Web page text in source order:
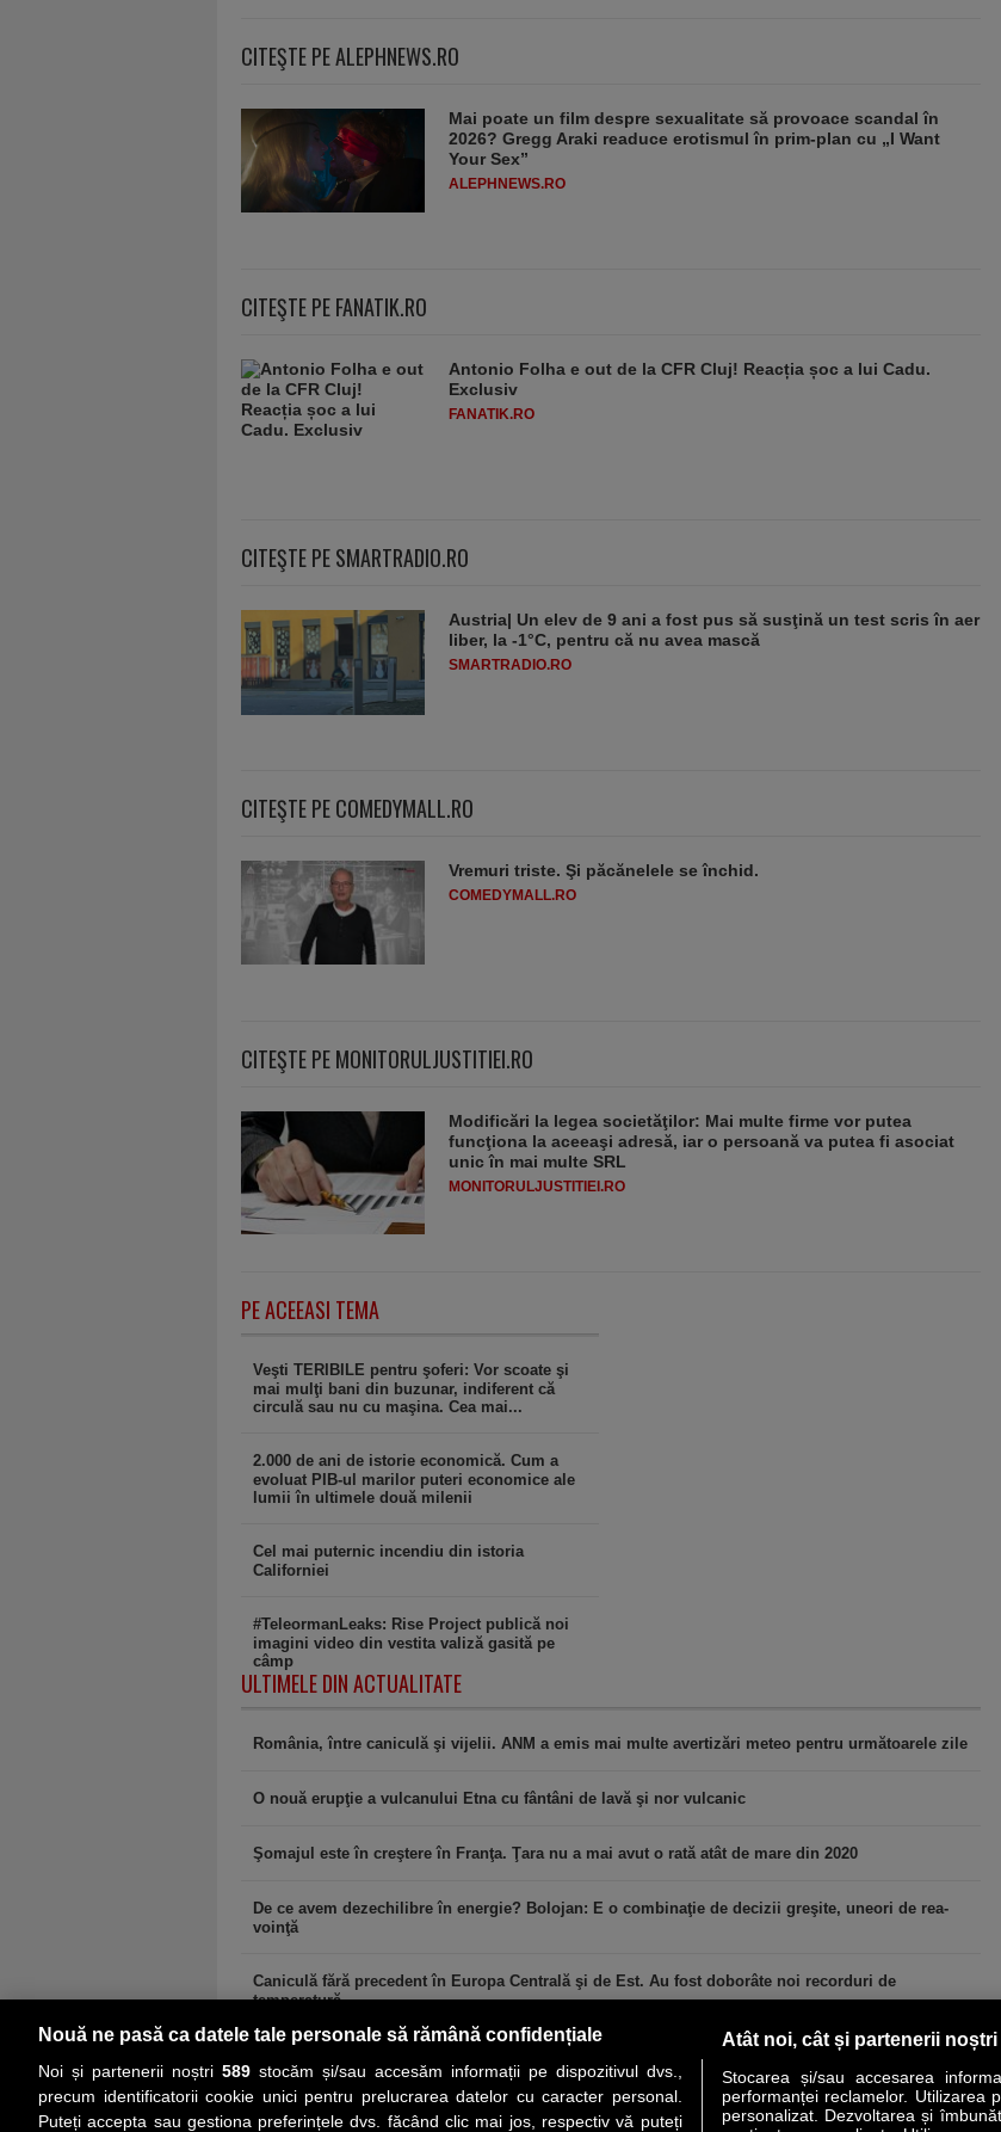
CITEŞTE PE ALEPHNEWS.RO
Mai poate un film despre sexualitate să provoace scandal în
2026? Gregg Araki readuce erotismul în prim-plan cu „I Want
Your Sex”
ALEPHNEWS.RO
CITEŞTE PE FANATIK.RO
Antonio Folha e out de la CFR Cluj! Reacția șoc a lui Cadu.
Exclusiv
FANATIK.RO
CITEŞTE PE SMARTRADIO.RO
Austria| Un elev de 9 ani a fost pus să susţină un test scris în aer
liber, la -1°C, pentru că nu avea mască
SMARTRADIO.RO
CITEŞTE PE COMEDYMALL.RO
Vremuri triste. Şi păcănelele se închid.
COMEDYMALL.RO
CITEŞTE PE MONITORULJUSTITIEI.RO
Modificări la legea societăţilor: Mai multe firme vor putea
funcţiona la aceeaşi adresă, iar o persoană va putea fi asociat
unic în mai multe SRL
MONITORULJUSTITIEI.RO
PE ACEEASI TEMA
Veşti TERIBILE pentru şoferi: Vor scoate şi
mai mulţi bani din buzunar, indiferent că
circulă sau nu cu maşina. Cea mai...
2.000 de ani de istorie economică. Cum a
evoluat PIB-ul marilor puteri economice ale
lumii în ultimele două milenii
Cel mai puternic incendiu din istoria
Californiei
#TeleormanLeaks: Rise Project publică noi
imagini video din vestita valiză gasită pe
câmp
ULTIMELE DIN ACTUALITATE
România, între caniculă şi vijelii. ANM a emis mai multe avertizări meteo pentru următoarele zile
O nouă erupţie a vulcanului Etna cu fântâni de lavă şi nor vulcanic
Şomajul este în creştere în Franţa. Ţara nu a mai avut o rată atât de mare din 2020
De ce avem dezechilibre în energie? Bolojan: E o combinaţie de decizii greşite, uneori de rea-
voinţă
Caniculă fără precedent în Europa Centrală şi de Est. Au fost doborâte noi recorduri de
temperatură
Nouă ne pasă ca datele tale personale să rămână confidențiale
Noi și partenerii noștri 589stocăm și/sau accesăm informații pe dispozitivul dvs.,
precum identificatorii cookie unici pentru prelucrarea datelor cu caracter personal.
Puteți accepta sau gestiona preferințele dvs. făcând clic mai jos, respectiv vă puteți
Atât noi, cât și partenerii
Stocarea și/sau accesarea
performanței reclamelor. Utilizarea
personalizat. Dezvoltarea și